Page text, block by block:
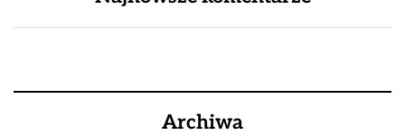
Archiwa